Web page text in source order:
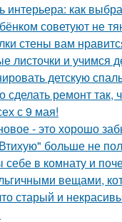
интерьера: как
советуют не
стены вам
листочки и учимся
детскую
ремонт так,
с 9 мая!
- это хорошо
больше не
в комнату и
вещами,
старый и